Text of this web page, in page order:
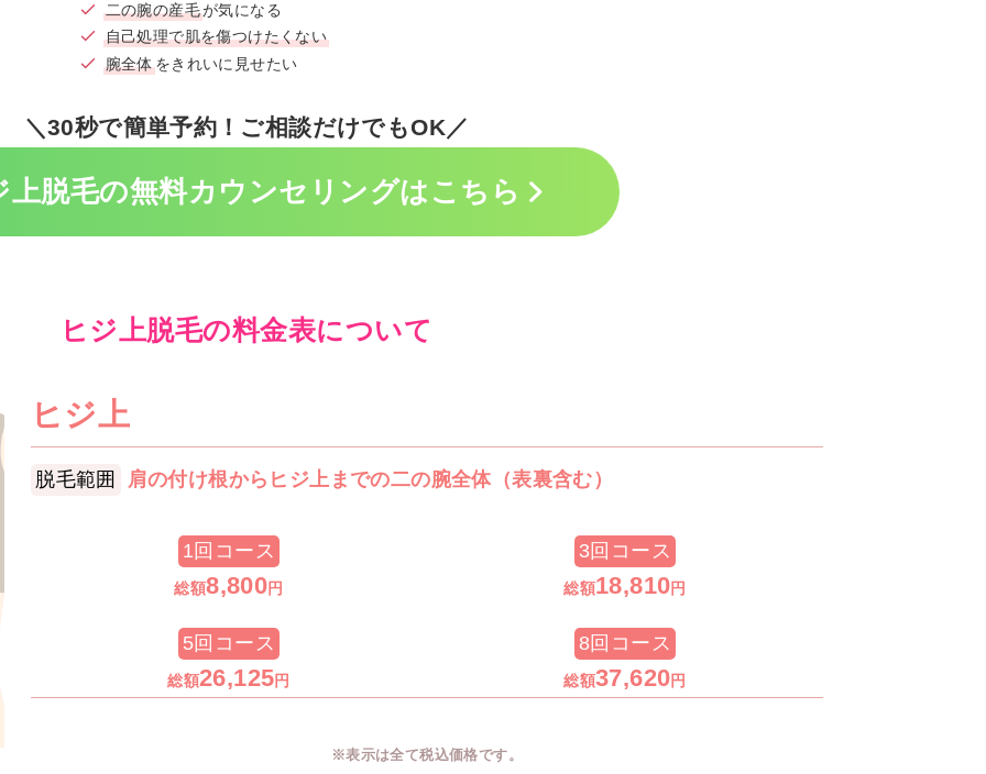
二の腕の産毛が気になる
自己処理で肌を傷つけたくない
腕全体をきれいに見せたい
＼30秒で簡単予約！ご相談だけでもOK／
上脱毛の無料カウンセリングはこちら
ヒジ上脱毛の料金表について
ヒジ上
脱毛範囲 肩の付け根からヒジ上までの二の腕全体（表裏含む）
1回コース
総額8,800円
3回コース
総額18,810円
5回コース
総額26,125円
8回コース
総額37,620円
※表示は全て税込価格です。